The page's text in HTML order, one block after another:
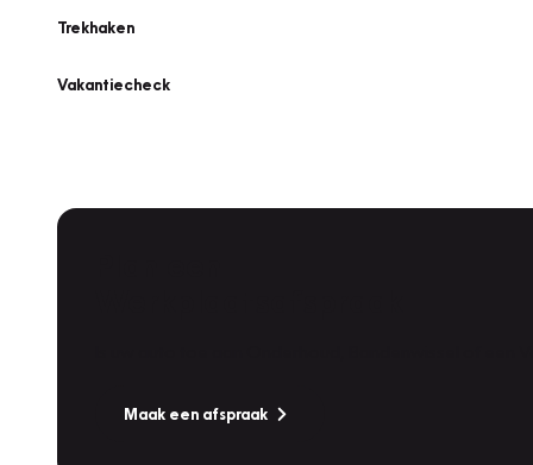
Trekhaken
Vakantiecheck
Maak een afspraak